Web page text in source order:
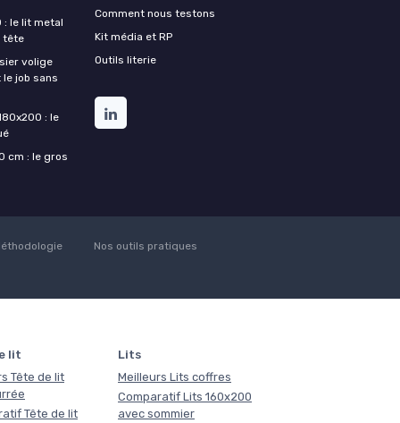
: le lit metal
tête
volige
job sans
: le
cm : le gros
Comment nous testons
Kit média et RP
Outils literie
Nos outils pratiques
lit
Tête de lit
Tête de lit
Lits
Meilleurs Lits coffres
Comparatif Lits 160x200
avec sommier